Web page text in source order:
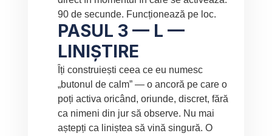
90 de secunde. Funcționează pe loc.
PASUL 3 — L —
LINIȘTIRE
Îți construiești ceea ce eu numesc
„butonul de calm” — o ancoră pe care o
poți activa oricând, oriunde, discret, fără
ca nimeni din jur să observe. Nu mai
aștepți ca liniștea să vină singură. O